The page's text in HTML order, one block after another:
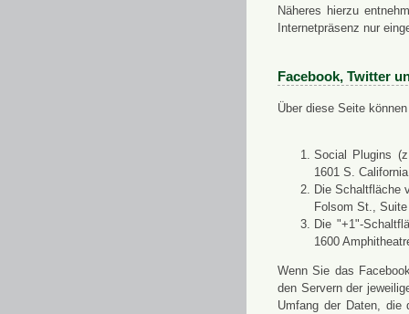
Näheres hierzu
Internetpräsenz nur
Facebook, Twitter
Über diese Seite
Social Plugins
1601 S.
Die Schaltfläche
Folsom St.,
Die "+1"-
1600
Wenn Sie das
den Servern der
Umfang der Daten, die